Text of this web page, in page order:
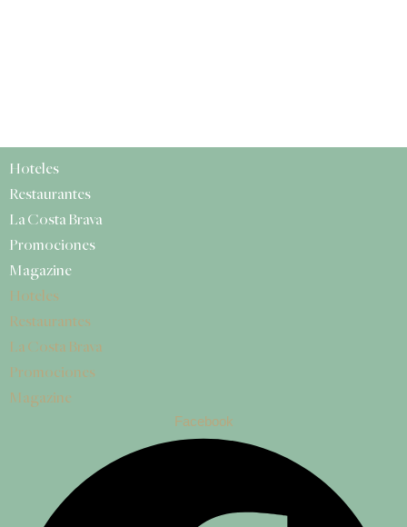
Hoteles
Restaurantes
La Costa Brava
Promociones
Magazine
Hoteles
Restaurantes
La Costa Brava
Promociones
Magazine
Facebook